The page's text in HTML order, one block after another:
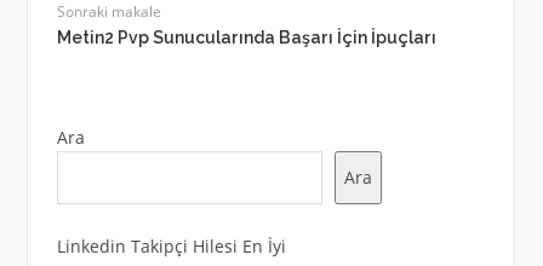
Sonraki makale
Metin2 Pvp Sunucularında Başarı İçin İpuçları
Ara
Ara
Linkedin Takipçi Hilesi En İyi